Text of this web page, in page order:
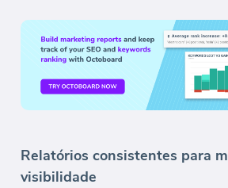
Relatórios consistentes para
visibilidade